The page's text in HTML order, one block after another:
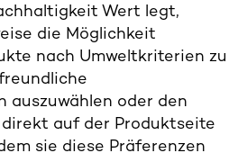
Wert legt,
die Möglichkeit
nach Umweltkriterien zu
auszuwählen oder den
auf der Produktseite
sie diese Präferenzen